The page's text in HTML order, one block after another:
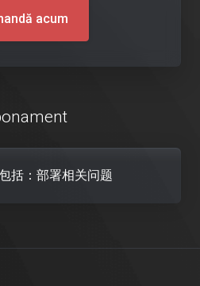
acum
括：部署相关问题